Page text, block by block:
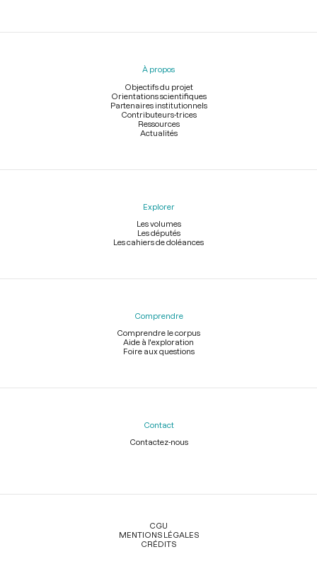
Menu
À propos
Objectifs du projet
Orientations scientifiques
Partenaires institutionnels
Contributeurs-trices
Ressources
Actualités
Explorer
Les volumes
Les députés
Les cahiers de doléances
Comprendre
Comprendre le corpus
Aide à l'exploration
Foire aux questions
Contact
Contactez-nous
Légal
CGU
MENTIONS LÉGALES
CRÉDITS